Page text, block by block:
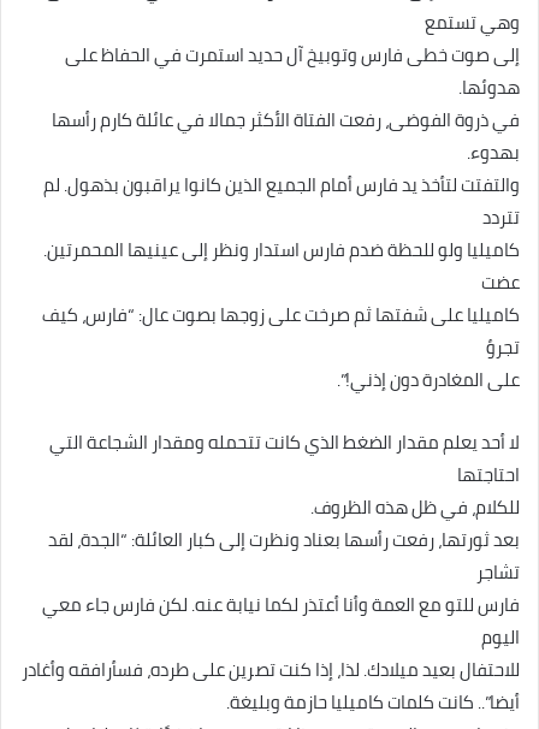
وهي تستمع
إلى صوت خطى فارس وتوبيخ آل حديد استمرت في الحفاظ على
هدوئها.
في ذروة الفوضى، رفعت الفتاة الأكثر جمالا في عائلة كارم رأسها
بهدوء.
والتفتت لتأخذ يد فارس أمام الجميع الذين كانوا يراقبون بذهول. لم
تتردد
كاميليا ولو للحظة ضدم فارس استدار ونظر إلى عينيها المحمرتين.
عضت
كاميليا على شفتها ثم صرخت على زوجها بصوت عال: “فارس، كيف
تجرؤ
على المغادرة دون إذني!”.
لا أحد يعلم مقدار الضغط الذي كانت تتحمله ومقدار الشجاعة التي
احتاجتها
للكلام، في ظل هذه الظروف.
بعد ثورتها، رفعت رأسها بعناد ونظرت إلى كبار العائلة: “الجدة، لقد
تشاجر
فارس للتو مع العمة وأنا أعتذر لكما نيابة عنه. لكن فارس جاء معي
اليوم
للاحتفال بعيد ميلادك. لذا، إذا كنت تصرين على طرده، فسأرافقه وأغادر
أيضا”.. كانت كلمات كاميليا حازمة وبليغة.